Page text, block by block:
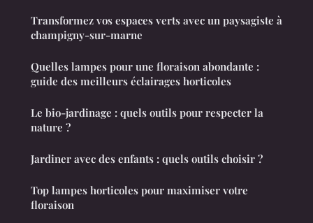
Transformez vos espaces verts avec un paysagiste à
champigny-sur-marne
Quelles lampes pour une floraison abondante :
guide des meilleurs éclairages horticoles
Le bio-jardinage : quels outils pour respecter la
nature ?
Jardiner avec des enfants : quels outils choisir ?
Top lampes horticoles pour maximiser votre
floraison